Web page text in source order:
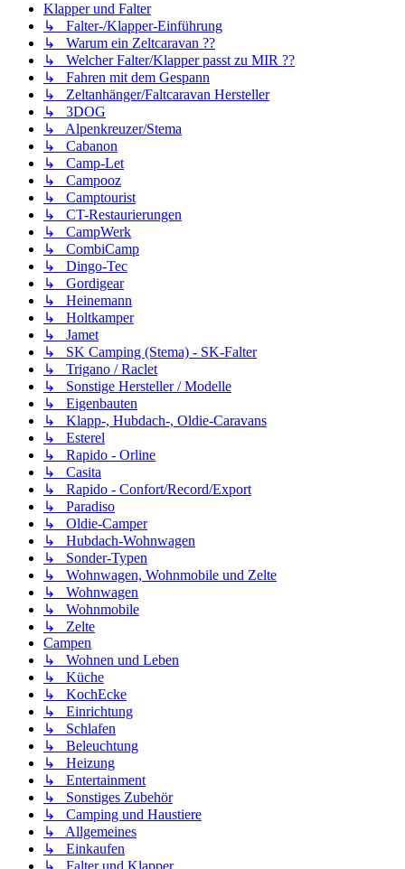
Klapper und Falter
↳ Falter-/Klapper-Einführung
↳ Warum ein Zeltcaravan ??
↳ Welcher Falter/Klapper passt zu MIR ??
↳ Fahren mit dem Gespann
↳ Zeltanhänger/Faltcaravan Hersteller
↳ 3DOG
↳ Alpenkreuzer/Stema
↳ Cabanon
↳ Camp-Let
↳ Campooz
↳ Camptourist
↳ CT-Restaurierungen
↳ CampWerk
↳ CombiCamp
↳ Dingo-Tec
↳ Gordigear
↳ Heinemann
↳ Holtkamper
↳ Jamet
↳ SK Camping (Stema) - SK-Falter
↳ Trigano / Raclet
↳ Sonstige Hersteller / Modelle
↳ Eigenbauten
↳ Klapp-, Hubdach-, Oldie-Caravans
↳ Esterel
↳ Rapido - Orline
↳ Casita
↳ Rapido - Confort/Record/Export
↳ Paradiso
↳ Oldie-Camper
↳ Hubdach-Wohnwagen
↳ Sonder-Typen
↳ Wohnwagen, Wohnmobile und Zelte
↳ Wohnwagen
↳ Wohnmobile
↳ Zelte
Campen
↳ Wohnen und Leben
↳ Küche
↳ KochEcke
↳ Einrichtung
↳ Schlafen
↳ Beleuchtung
↳ Heizung
↳ Entertainment
↳ Sonstiges Zubehör
↳ Camping und Haustiere
↳ Allgemeines
↳ Einkaufen
↳ Falter und Klapper